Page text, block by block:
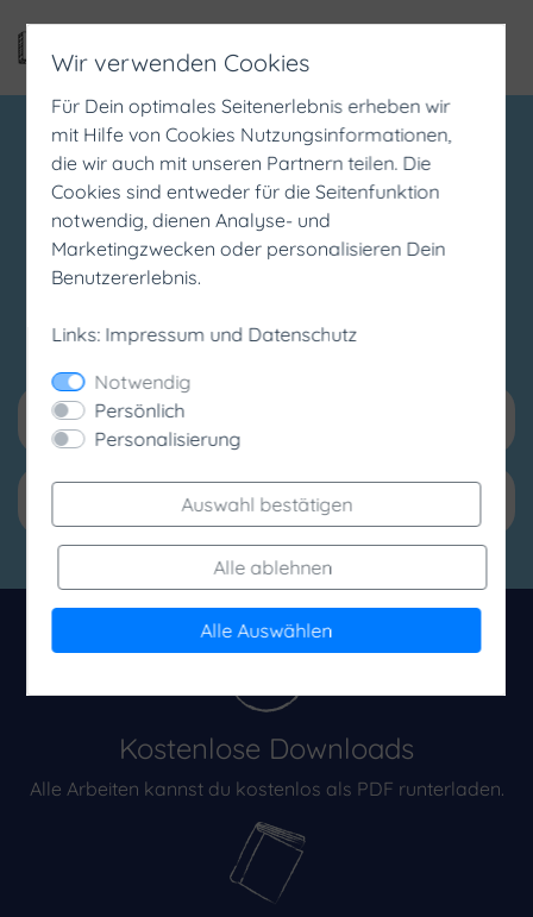
Referate &
Hausarbeiten
finden
Kostenlose Downloads
Alle Arbeiten kannst du kostenlos als PDF runterladen.
Wir verwenden Cookies
Für Dein optimales Seitenerlebnis erheben wir
mit Hilfe von Cookies Nutzungsinformationen,
die wir auch mit unseren Partnern teilen. Die
Cookies sind entweder für die Seitenfunktion
notwendig, dienen Analyse- und
Marketingzwecken oder personalisieren Dein
Benutzererlebnis.
Links: Impressum und Datenschutz
Notwendig
Persönlich
Personalisierung
Auswahl bestätigen
Alle ablehnen
Alle Auswählen